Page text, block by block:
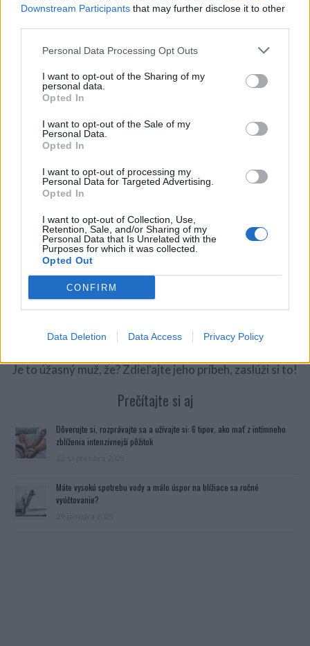
Downstream Participants that may further disclose it to other
Personal Data Processing Opt Outs
I want to opt-out of the Sharing of my
personal data.
Opted In
I want to opt-out of the Sale of my
Personal Data.
Opted In
I want to opt-out of processing my
Personal Data for Targeted Advertising.
Opted In
I want to opt-out of Collection, Use,
Retention, Sale, and/or Sharing of my
Personal Data that Is Unrelated with the
Purposes for which it was collected.
Opted Out
CONFIRM
Data Deletion Data Access Privacy Policy
Tento človek si zaslúži obrovský potlesk!
Je to úžasný muž, že? Zdieľajte jeho príbeh, zaslúži si to!
Prečítajte si aj
Dôverujte si, rozprávajte sa a užívajte si: 6 tipov, ako mať z intímneho
zblíženia intenzívnejší pôžitok
Máte vysokú spotrebu vody a málo úspor na blížiace sa ročné
vyúčtovanie?